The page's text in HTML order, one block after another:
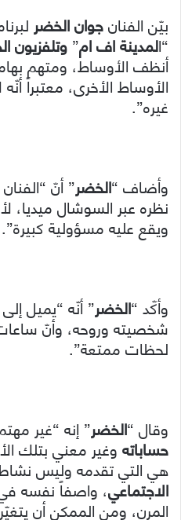
بيّن الفنانجوان الخضر
“المدينة اف ام”وتلفزيون
أنظف الأوساط، ومتهم
الأوساط الأخرى، معتبراً
غيره”.
وأضاف “الخضر” أنّ
نظره عبر السوشال ميديا،
ويقع عليه مسؤولية كبيرة”.
وأكّد “الخضر” أنّه “يميل إلى
شخصيته وروحه، وأنّ
لحظات ممتعة”.
وقال “الخضر” إنه “غير
حساباتهوغير معني بتلك
هي التي تقدمه وليس
الاجتماعي، واصفاً نفسه
المرن، ومن الممكن أن